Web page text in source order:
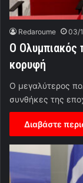
Redaroume 03/
Ο Ολυμπιακός
κορυφή
Ο μεγαλύτερος
συνθήκες της
Διαβάστε